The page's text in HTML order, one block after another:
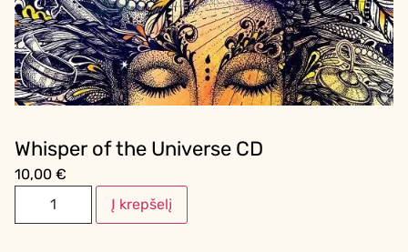
Whisper of the Universe CD
10,00 €
Į krepšelį